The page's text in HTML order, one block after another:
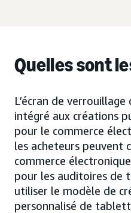
Quelles sont
L’écran de
intégré aux créations
pour le commerce
les acheteurs peuvent
commerce
pour les auditoires de
utiliser le modèle de
personnalisé de